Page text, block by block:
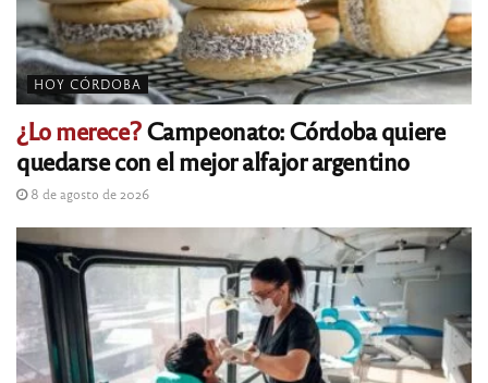
HOY CÓRDOBA
¿Lo merece?Campeonato: Córdoba quiere
quedarse con el mejor alfajor argentino
8 de agosto de 2026